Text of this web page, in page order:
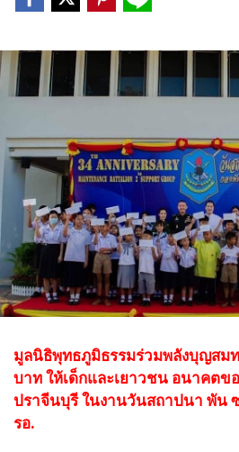
มูลนิธิพุทธภูมิธรรมร่วมพลังบุญสม
บาท ให้เด็กและเยาวชน อนาคตข
ปราจีนบุรีในงานวันสถาปนา พัน
รอ.